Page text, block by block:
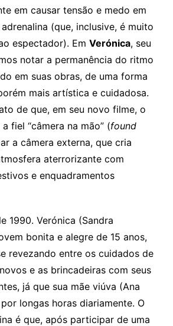
em causar tensão e medo em
(que, inclusive, é muito
espectador). Em Verónica, seu
notar a permanência do ritmo
em suas obras, de uma forma
mais artística e cuidadosa.
de que, em seu novo filme, o
fiel “câmera na mão” (found
a câmera externa, que cria
aterrorizante com
e enquadramentos
1990. Verónica (Sandra
bonita e alegre de 15 anos,
revezando entre os cuidados de
e as brincadeiras com seus
já que sua mãe viúva (Ana
longas horas diariamente. O
é que, após participar de uma